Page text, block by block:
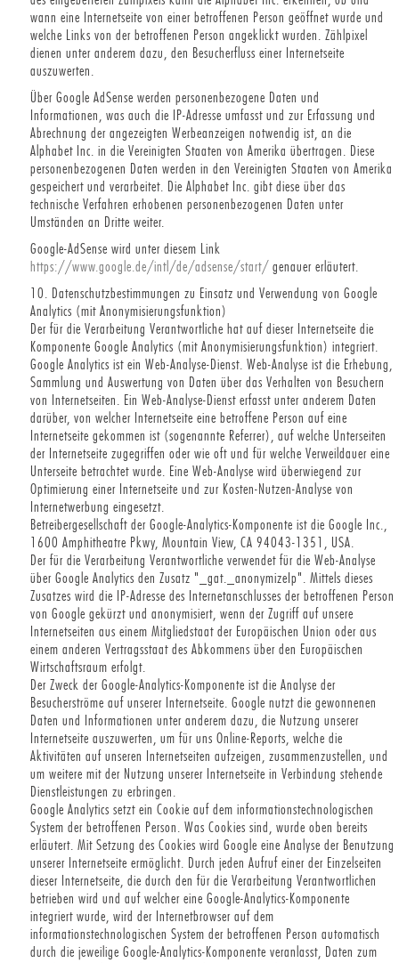
wann eine Internetseite von einer betroffenen Person geöffnet wurde und
welche Links von der betroffenen Person angeklickt wurden. Zählpixel
dienen unter anderem dazu, den Besucherfluss einer Internetseite
auszuwerten.
Über Google AdSense werden personenbezogene Daten und
Informationen, was auch die IP-Adresse umfasst und zur Erfassung und
Abrechnung der angezeigten Werbeanzeigen notwendig ist, an die
Alphabet Inc. in die Vereinigten Staaten von Amerika übertragen. Diese
personenbezogenen Daten werden in den Vereinigten Staaten von Amerika
gespeichert und verarbeitet. Die Alphabet Inc. gibt diese über das
technische Verfahren erhobenen personenbezogenen Daten unter
Umständen an Dritte weiter.
Google-AdSense wird unter diesem Link
https://www.google.de/intl/de/adsense/start/ genauer erläutert.
10. Datenschutzbestimmungen zu Einsatz und Verwendung von Google
Analytics (mit Anonymisierungsfunktion)
Der für die Verarbeitung Verantwortliche hat auf dieser Internetseite die
Komponente Google Analytics (mit Anonymisierungsfunktion) integriert.
Google Analytics ist ein Web-Analyse-Dienst. Web-Analyse ist die Erhebung,
Sammlung und Auswertung von Daten über das Verhalten von Besuchern
von Internetseiten. Ein Web-Analyse-Dienst erfasst unter anderem Daten
darüber, von welcher Internetseite eine betroffene Person auf eine
Internetseite gekommen ist (sogenannte Referrer), auf welche Unterseiten
der Internetseite zugegriffen oder wie oft und für welche Verweildauer eine
Unterseite betrachtet wurde. Eine Web-Analyse wird überwiegend zur
Optimierung einer Internetseite und zur Kosten-Nutzen-Analyse von
Internetwerbung eingesetzt.
Betreibergesellschaft der Google-Analytics-Komponente ist die Google Inc.,
1600 Amphitheatre Pkwy, Mountain View, CA 94043-1351, USA.
Der für die Verarbeitung Verantwortliche verwendet für die Web-Analyse
über Google Analytics den Zusatz "_gat._anonymizeIp". Mittels dieses
Zusatzes wird die IP-Adresse des Internetanschlusses der betroffenen Person
von Google gekürzt und anonymisiert, wenn der Zugriff auf unsere
Internetseiten aus einem Mitgliedstaat der Europäischen Union oder aus
einem anderen Vertragsstaat des Abkommens über den Europäischen
Wirtschaftsraum erfolgt.
Der Zweck der Google-Analytics-Komponente ist die Analyse der
Besucherströme auf unserer Internetseite. Google nutzt die gewonnenen
Daten und Informationen unter anderem dazu, die Nutzung unserer
Internetseite auszuwerten, um für uns Online-Reports, welche die
Aktivitäten auf unseren Internetseiten aufzeigen, zusammenzustellen, und
um weitere mit der Nutzung unserer Internetseite in Verbindung stehende
Dienstleistungen zu erbringen.
Google Analytics setzt ein Cookie auf dem informationstechnologischen
System der betroffenen Person. Was Cookies sind, wurde oben bereits
erläutert. Mit Setzung des Cookies wird Google eine Analyse der Benutzung
unserer Internetseite ermöglicht. Durch jeden Aufruf einer der Einzelseiten
dieser Internetseite, die durch den für die Verarbeitung Verantwortlichen
betrieben wird und auf welcher eine Google-Analytics-Komponente
integriert wurde, wird der Internetbrowser auf dem
informationstechnologischen System der betroffenen Person automatisch
durch die jeweilige Google-Analytics-Komponente veranlasst, Daten zum